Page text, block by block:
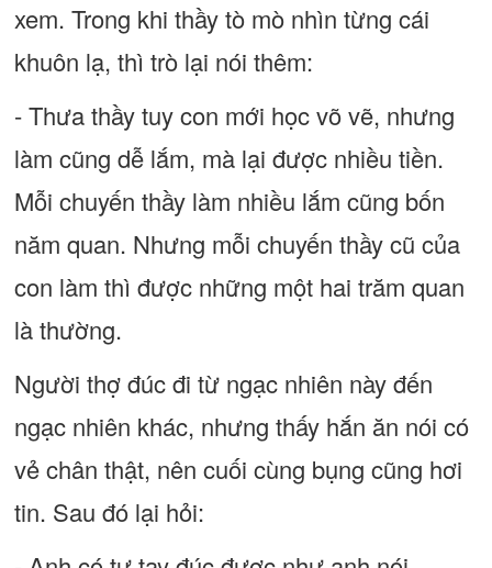
xem. Trong khi thầy tò mò nhìn từng cái
khuôn lạ, thì trò lại nói thêm:
- Thưa thầy tuy con mới học võ vẽ, nhưng
làm cũng dễ lắm, mà lại được nhiều tiền.
Mỗi chuyến thầy làm nhiều lắm cũng bốn
năm quan. Nhưng mỗi chuyến thầy cũ của
con làm thì được những một hai trăm quan
là thường.
Người thợ đúc đi từ ngạc nhiên này đến
ngạc nhiên khác, nhưng thấy hắn ăn nói có
vẻ chân thật, nên cuối cùng bụng cũng hơi
tin. Sau đó lại hỏi: